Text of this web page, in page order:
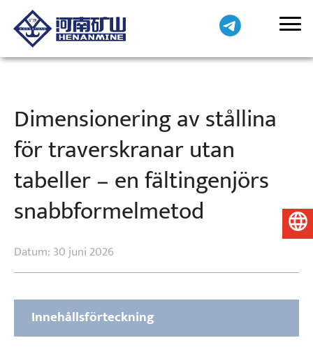
Dimensionering av stållina
för traverskranar utan
tabeller – en fältingenjörs
snabbformelmetod
Datum: 30 juni 2026
Innehållsförteckning
Svenska